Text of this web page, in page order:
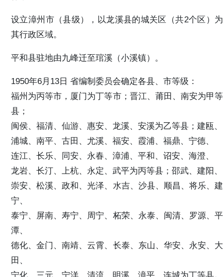
设立漳州市（县级），以龙溪县的城关区（共2个区）为
其行政区域。
平和县驻地由九峰迁至琯溪（小溪镇）。
1950年6月13日 省编制委员会确定各县、市等级：
福州为丙等市，厦门为丁等市；晋江、莆田、南安为甲等
县；
闽侯、福清、仙游、惠安、龙溪、安溪为乙等县；建瓯、
浦城、南平、古田、尤溪、福安、霞浦、福鼎、宁德、
连江、长乐、同安、永春、漳浦、平和、诏安、海澄、
龙岩、长汀、上杭、永定、武平为丙等县；邵武、建阳、
崇安、松溪、政和、光泽、水吉、沙县、顺昌、将乐、建
宁、
泰宁、屏南、寿宁、周宁、柘荣、永泰、闽清、罗源、平
潭、
德化、金门、南靖、云霄、长泰、东山、华安、永安、大
田、